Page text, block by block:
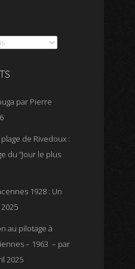
par Pierre
de Rivedoux :
du “Jour le plus
1928 : Un
au pilotage à
– 1963 – par
2025